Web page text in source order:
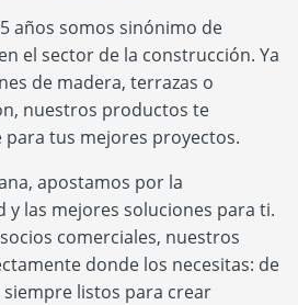
after clicking.
años somos sinónimo de
el sector de la construcción. Ya
de madera, terrazas o
nuestros productos te
tus mejores proyectos.
apostamos por la
y las mejores soluciones para ti.
comerciales, nuestros
donde los necesitas: de
listos para crear